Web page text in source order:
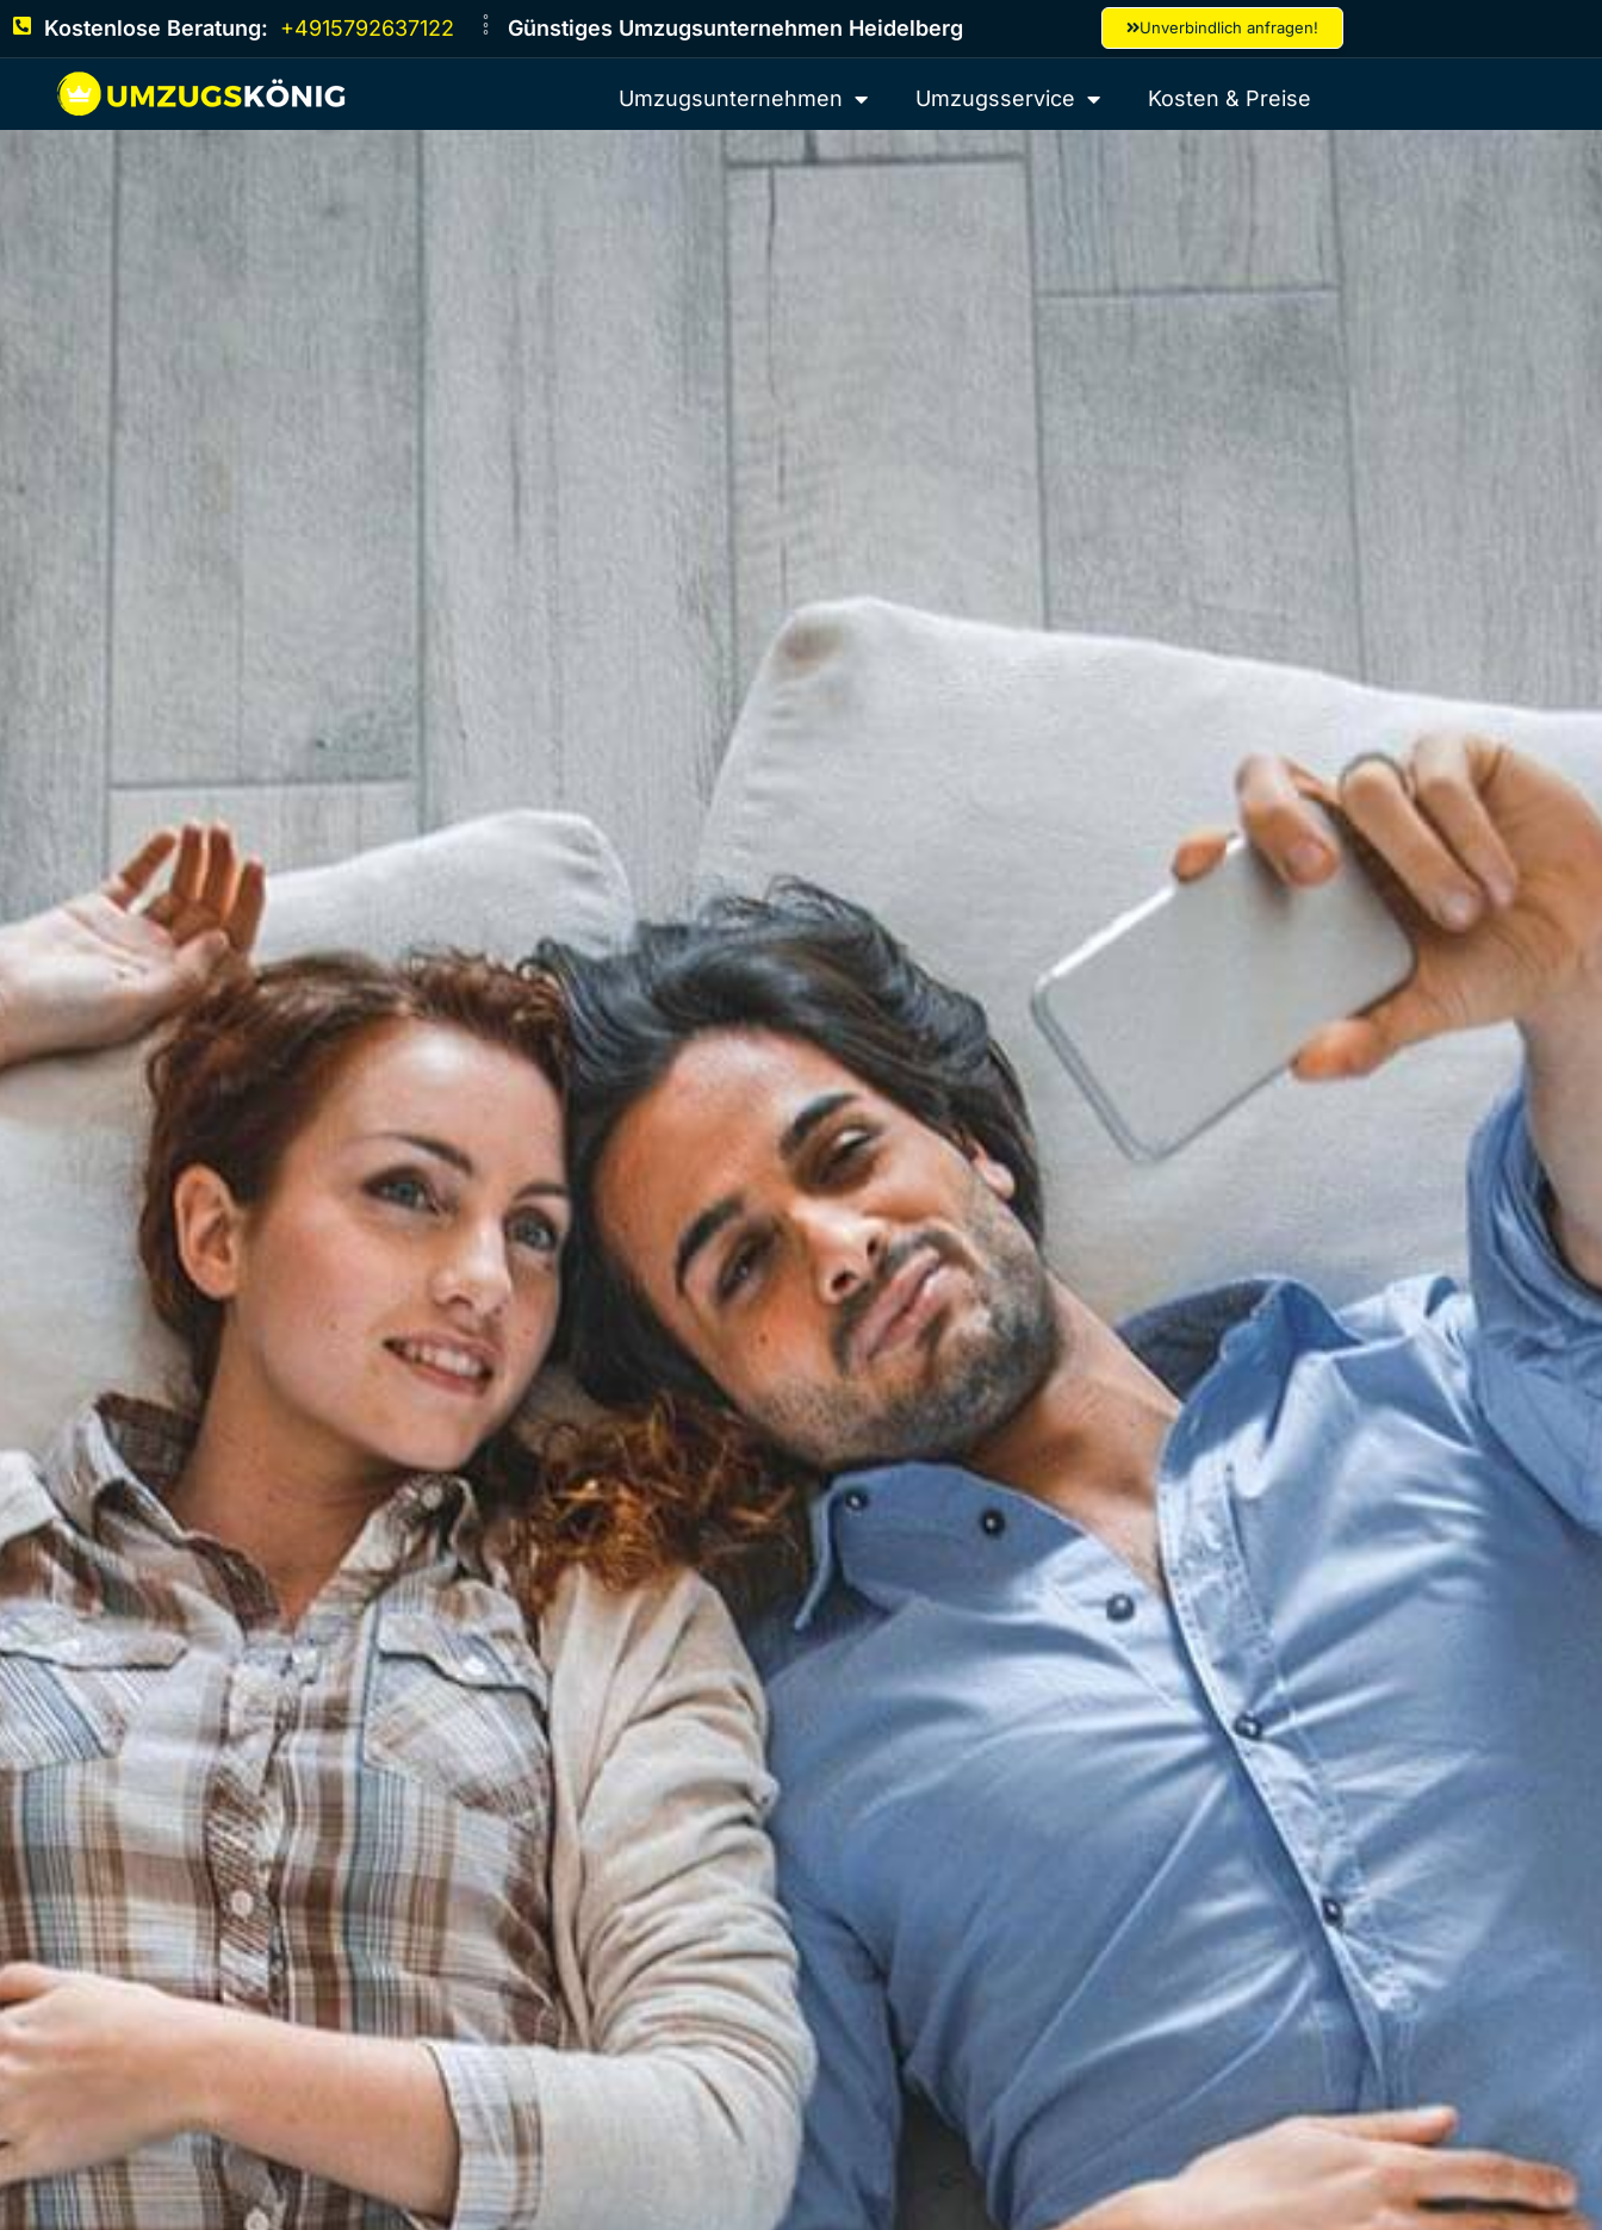
Kostenlose Beratung: +4915792637122 Günstiges Umzugsunternehmen Heidelberg Unverbindlich anfragen!
Umzugsunternehmen Umzugsservice Kosten & Preise